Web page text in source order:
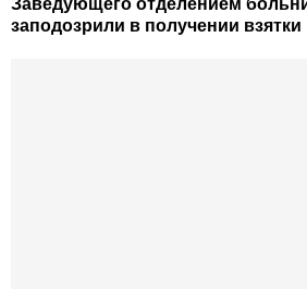
Заведующего отделением
заподозрили в получении взятки